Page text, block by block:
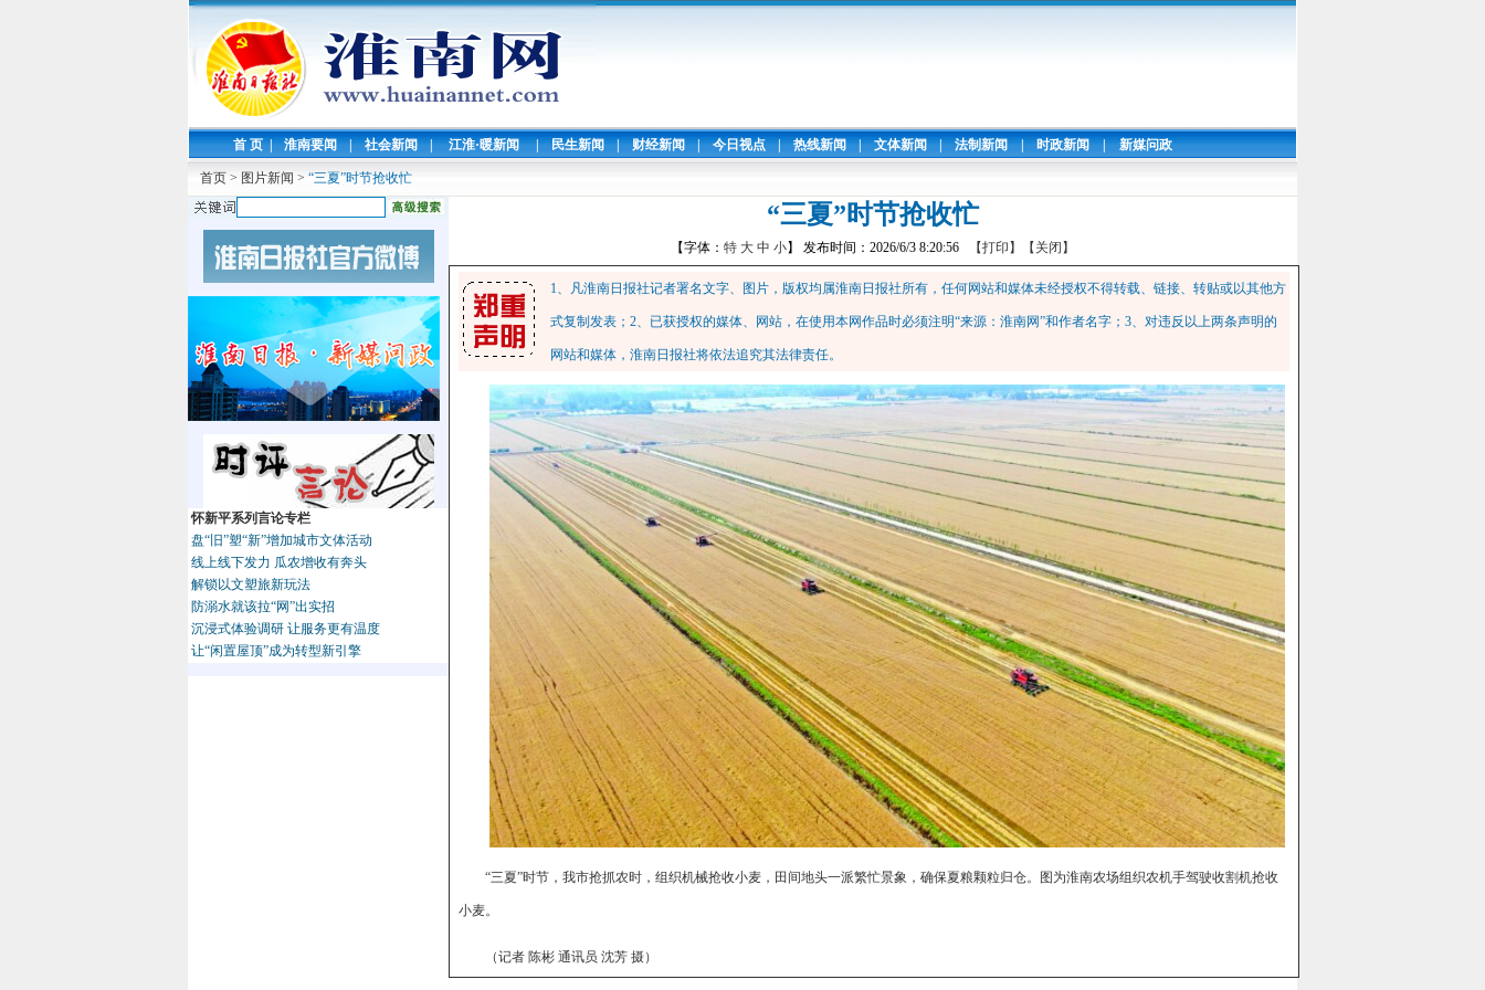
首 页 | 淮南要闻 | 社会新闻 | 江淮·暖新闻 | 民生新闻 | 财经新闻 | 今日视点 | 热线新闻 | 文体新闻 | 法制新闻 | 时政新闻 | 新媒问政
首页 > 图片新闻 > “三夏”时节抢收忙
怀新平系列言论专栏
盘“旧”塑“新”增加城市文体活动
线上线下发力 瓜农增收有奔头
解锁以文塑旅新玩法
防溺水就该拉“网”出实招
沉浸式体验调研 让服务更有温度
让“闲置屋顶”成为转型新引擎
“三夏”时节抢收忙
【字体： 特 大 中 小】 发布时间：2026/6/3 8:20:56 【打印】 【关闭】
1、凡淮南日报社记者署名文字、图片，版权均属淮南日报社所有，任何网站和媒体未经授权不得转载、链接、转贴或以其他方
式复制发表；2、已获授权的媒体、网站，在使用本网作品时必须注明“来源：淮南网”和作者名字；3、对违反以上两条声明的
网站和媒体，淮南日报社将依法追究其法律责任。
“三夏”时节，我市抢抓农时，组织机械抢收小麦，田间地头一派繁忙景象，确保夏粮颗粒归仓。图为淮南农场组织农机手驾驶收割机抢收
小麦。
（记者 陈彬 通讯员 沈芳 摄）